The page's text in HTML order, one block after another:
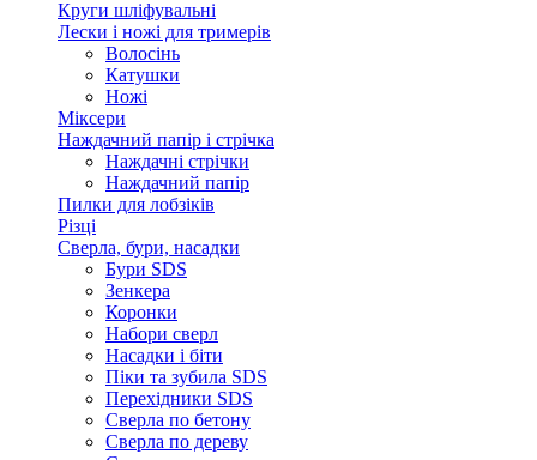
Круги шліфувальні
Лески і ножі для тримерів
Волосінь
Катушки
Ножі
Міксери
Наждачний папір і стрічка
Наждачні стрічки
Наждачний папір
Пилки для лобзіків
Різці
Сверла, бури, насадки
Бури SDS
Зенкера
Коронки
Набори сверл
Насадки і біти
Піки та зубила SDS
Перехідники SDS
Сверла по бетону
Сверла по дереву